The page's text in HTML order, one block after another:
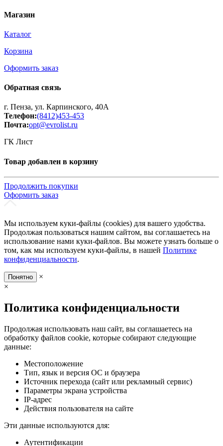
Магазин
Каталог
Корзина
Оформить заказ
Обратная связь
г. Пенза, ул. Карпинского, 40А
Телефон:(8412)453-453
Почта:opt@evrolist.ru
ГК Лист
Товар добавлен в корзину
Продолжить покупки
Оформить заказ
Мы используем куки-файлы (cookies) для вашего удобства.
Продолжая пользоваться нашим сайтом, вы соглашаетесь на
использование нами куки-файлов. Вы можете узнать больше о
том, как мы используем куки-файлы, в нашей Политике
конфиденциальности.
Понятно
×
×
Политика конфиденциальности
Продолжая использовать наш сайт, вы соглашаетесь на
обработку файлов cookie, которые собирают следующие
данные:
Местоположение
Тип, язык и версия ОС и браузера
Источник перехода (сайт или рекламный сервис)
Параметры экрана устройства
IP-адрес
Действия пользователя на сайте
Эти данные используются для:
Аутентификации